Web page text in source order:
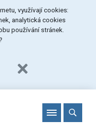
využívají cookies:
analytická cookies
používání stránek.